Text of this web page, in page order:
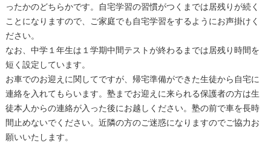
ったかのどちらかです。自宅学習の習慣がつくまでは居残りが続く
ことになりますので、ご家庭でも自宅学習をするようにお声掛けく
ださい。
なお、中学１年生は１学期中間テストが終わるまでは居残り時間を
短く設定しています。
お車でのお迎えに関してですが、帰宅準備ができた生徒から自宅に
連絡を入れてもらいます。塾までお迎えに来られる保護者の方は生
徒本人からの連絡が入った後にお越しください。塾の前で車を長時
間止めないでください。近隣の方のご迷惑になりますのでご協力お
願いいたします。